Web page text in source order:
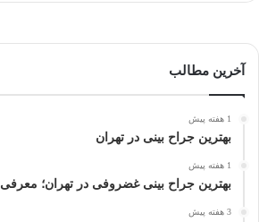
آخرین مطالب
1 هفته پیش
بهترین جراح بینی در تهران
1 هفته پیش
بهترین جراح بینی غضروفی در تهران؛ معرفی ۵ جراح منتخب
3 هفته پیش